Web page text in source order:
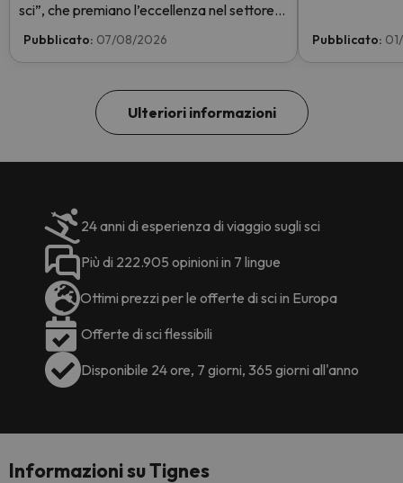
sci”, che premiano l’eccellenza nel settore
sciistico. Vota subito e aiutaci a arrivare in
Pubblicato: 07/08/2026
GRATIS.
Pubblicato:
Ulteriori informazioni
24 anni di esperienza di viaggio sugli sci
Più di 222.905 opinioni in 7 lingue
Ottimi prezzi per le offerte di sci in Europa
Offerte di sci flessibili
Disponibile 24 ore, 7 giorni, 365 giorni all'anno
Informazioni su Tignes